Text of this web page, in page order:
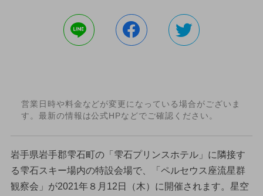
営業日時や料金などが変更になっている場合がございま
す。最新の情報は公式HPなどでご確認ください。
岩手県岩手郡雫石町の「雫石プリンスホテル」に隣接す
る雫石スキー場内の特設会場で、「ペルセウス座流星群
観察会」が2021年８月12日（木）に開催されます。星空